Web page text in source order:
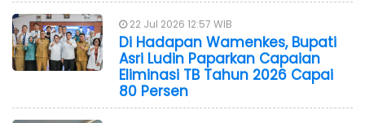
22 Jul 2026 12:57 WIB
Di Hadapan Wamenkes, Bupati
Asri Ludin Paparkan Capaian
Eliminasi TB Tahun 2026 Capai
80 Persen